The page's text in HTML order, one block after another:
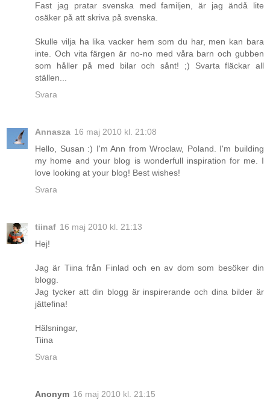
Fast jag pratar svenska med familjen, är jag ändå lite
osäker på att skriva på svenska.
Skulle vilja ha lika vacker hem som du har, men kan bara
inte. Och vita färgen är no-no med våra barn och gubben
som håller på med bilar och sånt! ;) Svarta fläckar all
ställen...
Svara
Annasza 16 maj 2010 kl. 21:08
Hello, Susan :) I'm Ann from Wroclaw, Poland. I'm building
my home and your blog is wonderfull inspiration for me. I
love looking at your blog! Best wishes!
Svara
tiinaf 16 maj 2010 kl. 21:13
Hej!
Jag är Tiina från Finlad och en av dom som besöker din
blogg.
Jag tycker att din blogg är inspirerande och dina bilder är
jättefina!
Hälsningar,
Tiina
Svara
Anonym 16 maj 2010 kl. 21:15